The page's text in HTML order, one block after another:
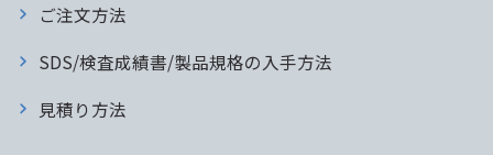
ご注文方法
SDS/検査成績書/製品規格の入手方法
見積り方法